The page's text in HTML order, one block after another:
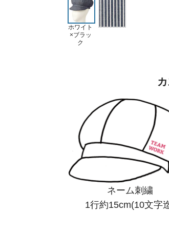
ホワイト
×ブラッ
ク
ネーム刺繍
1行約15cm(10文字